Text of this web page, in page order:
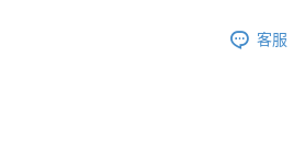
客服